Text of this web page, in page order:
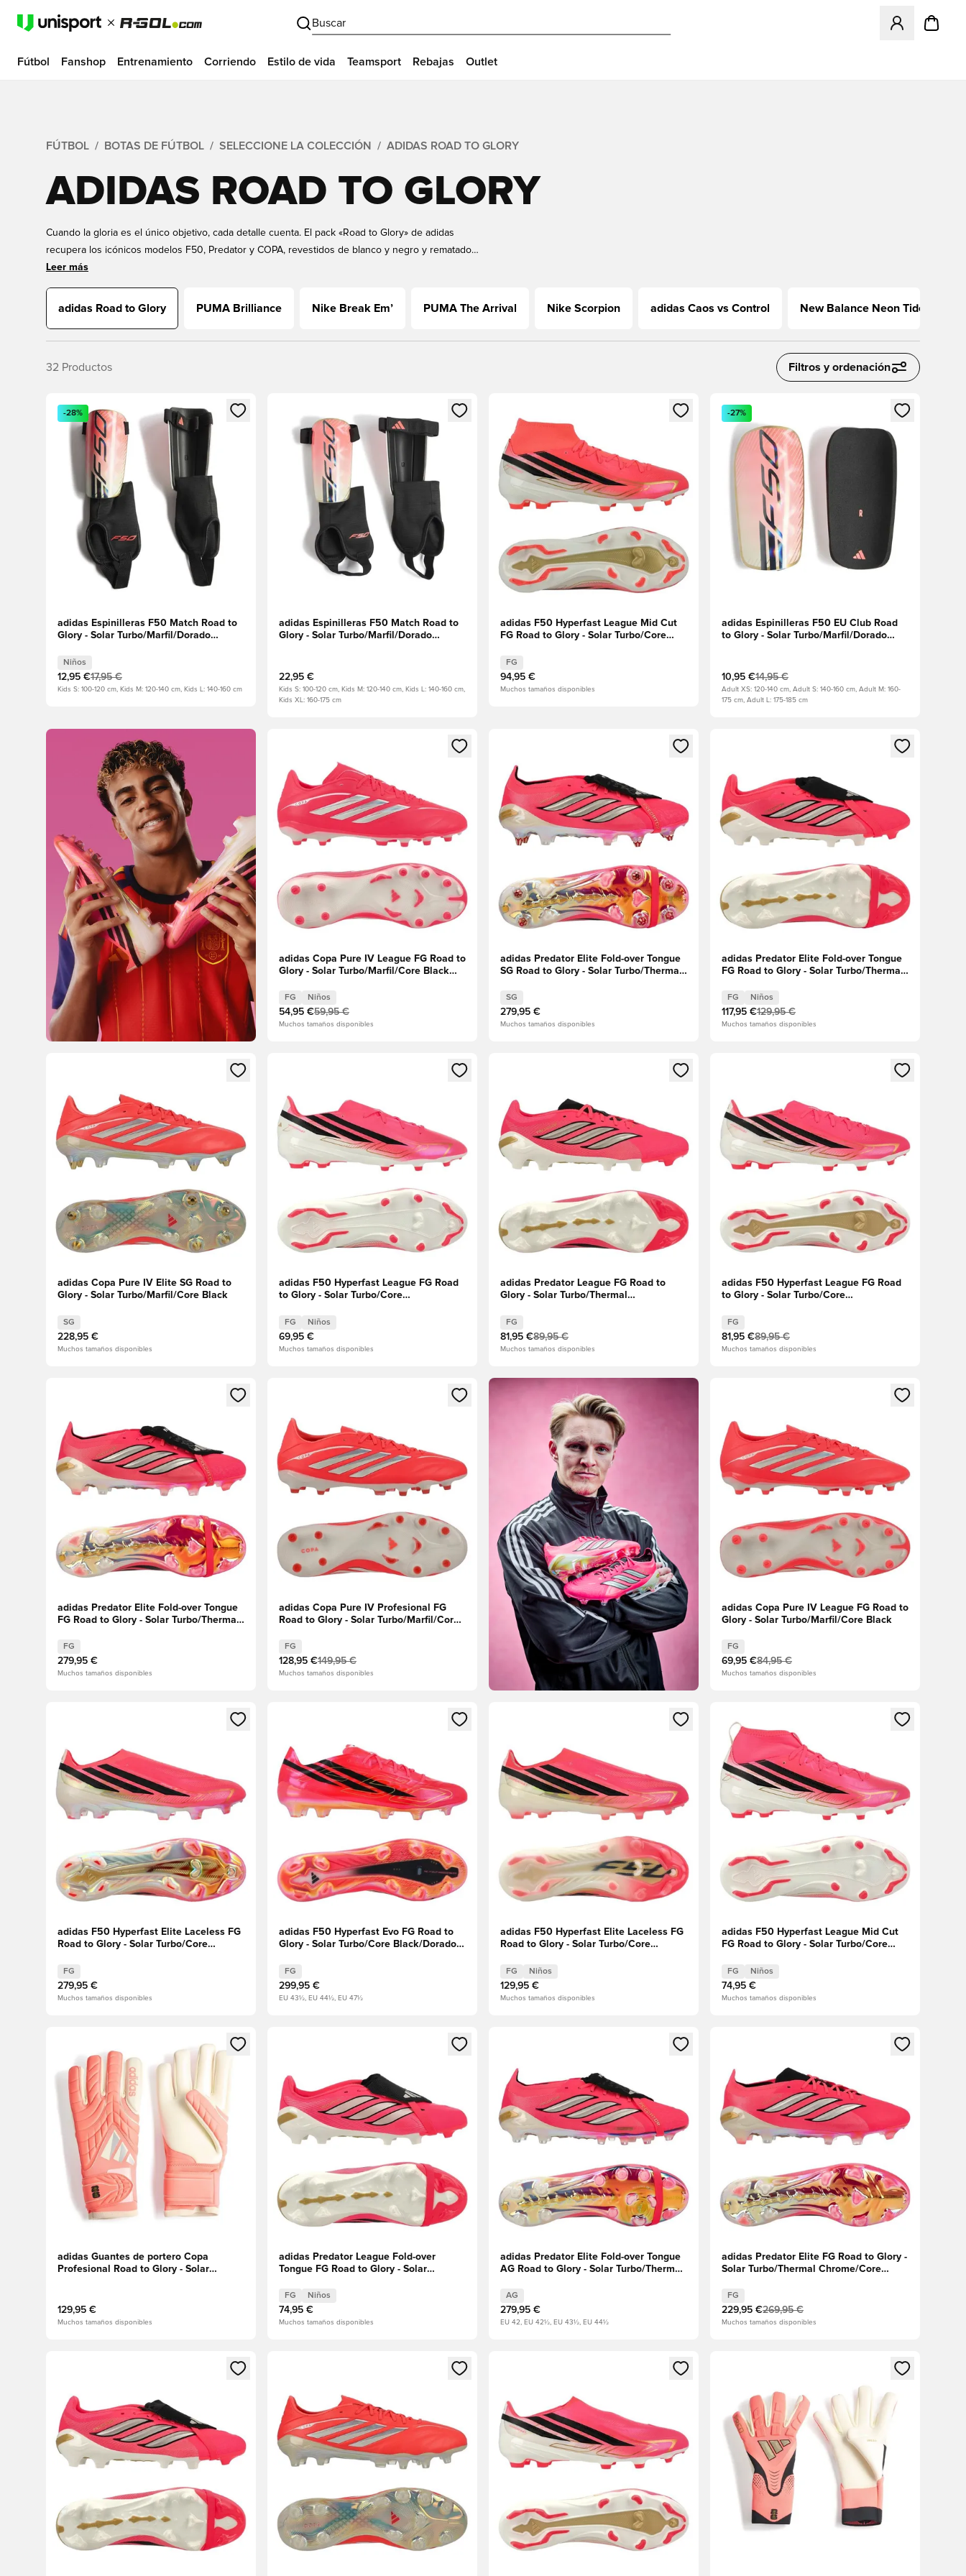
Buscar
Abre un modal
Fútbol Fanshop Entrenamiento Corriendo Estilo de vida Teamsport Rebajas Outlet
FÚTBOL BOTAS DE FÚTBOL SELECCIONE LA COLECCIÓN ADIDAS ROAD TO GLORY
ADIDAS ROAD TO GLORY
Cuando la gloria es el único objetivo, cada detalle cuenta. El pack «Road to Glory» de adidas
recupera los icónicos modelos F50, Predator y COPA, revestidos de blanco y negro y rematados
con detalles en dorado metalizado. Diseñados para brillar en los escenarios más importantes: las
Una oportunidad para hacer historia.
Leer más
adidas Road to Glory PUMA Brilliance Nike Break Em’ PUMA The Arrival Nike Scorpion adidas Caos vs Control New Balance Neon Tide
32 Productos Filtros y ordenación
Abre un modal para iniciar sesión o registrarse como miembro
-28%
adidas Espinilleras F50 Match Road to
Glory - Solar Turbo/Marfil/Dorado
Niños
12,95 €17,95 €
Kids S: 100-120 cm, Kids M: 120-140 cm, Kids L: 140-160 cm
Abre un modal para iniciar sesión o registrarse como miembro
adidas Espinilleras F50 Match Road to
Glory - Solar Turbo/Marfil/Dorado
22,95 €
Kids S: 100-120 cm, Kids M: 120-140 cm, Kids L: 140-160 cm,
Kids XL: 160-175 cm
Abre un modal para iniciar sesión o registrarse como miembro
adidas F50 Hyperfast League Mid Cut
FG Road to Glory - Solar Turbo/Core
FG
94,95 €
Muchos tamaños disponibles
Abre un modal para iniciar sesión o registrarse
-27%
adidas Espinilleras F50 EU Club Road
to Glory - Solar Turbo/Marfil/Dorado
10,95 €14,95 €
Adult XS: 120-140 cm, Adult S: 140-160 cm, Adult M: 160-
175 cm, Adult L: 175-185 cm
Abre un modal para iniciar sesión o registrarse como miembro
adidas Copa Pure IV League FG Road to
Glory - Solar Turbo/Marfil/Core Black
FG Niños
54,95 €59,95 €
Muchos tamaños disponibles
Abre un modal para iniciar sesión o registrarse como miembro
adidas Predator Elite Fold-over Tongue
SG Road to Glory - Solar Turbo/Thermal
SG
279,95 €
Muchos tamaños disponibles
Abre un modal para iniciar sesión o registrarse
adidas Predator Elite Fold-over Tongue
FG Road to Glory - Solar Turbo/Thermal
FG Niños
117,95 €129,95 €
Muchos tamaños disponibles
Abre un modal para iniciar sesión o registrarse como miembro
adidas Copa Pure IV Elite SG Road to
Glory - Solar Turbo/Marfil/Core Black
SG
228,95 €
Muchos tamaños disponibles
Abre un modal para iniciar sesión o registrarse como miembro
adidas F50 Hyperfast League FG Road
to Glory - Solar Turbo/Core
FG Niños
69,95 €
Muchos tamaños disponibles
Abre un modal para iniciar sesión o registrarse como miembro
adidas Predator League FG Road to
Glory - Solar Turbo/Thermal
FG
81,95 €89,95 €
Muchos tamaños disponibles
Abre un modal para iniciar sesión o registrarse
adidas F50 Hyperfast League FG Road
to Glory - Solar Turbo/Core
FG
81,95 €89,95 €
Muchos tamaños disponibles
Abre un modal para iniciar sesión o registrarse como miembro
adidas Predator Elite Fold-over Tongue
FG Road to Glory - Solar Turbo/Thermal
FG
279,95 €
Muchos tamaños disponibles
Abre un modal para iniciar sesión o registrarse como miembro
adidas Copa Pure IV Profesional FG
Road to Glory - Solar Turbo/Marfil/Core
FG
128,95 €149,95 €
Muchos tamaños disponibles
Abre un modal para iniciar sesión o registrarse
adidas Copa Pure IV League FG Road to
Glory - Solar Turbo/Marfil/Core Black
FG
69,95 €84,95 €
Muchos tamaños disponibles
Abre un modal para iniciar sesión o registrarse como miembro
adidas F50 Hyperfast Elite Laceless FG
Road to Glory - Solar Turbo/Core
FG
279,95 €
Muchos tamaños disponibles
Abre un modal para iniciar sesión o registrarse como miembro
adidas F50 Hyperfast Evo FG Road to
Glory - Solar Turbo/Core Black/Dorado
FG
299,95 €
EU 43½, EU 44½, EU 47½
Abre un modal para iniciar sesión o registrarse como miembro
adidas F50 Hyperfast Elite Laceless FG
Road to Glory - Solar Turbo/Core
FG Niños
129,95 €
Muchos tamaños disponibles
Abre un modal para iniciar sesión o registrarse
adidas F50 Hyperfast League Mid Cut
FG Road to Glory - Solar Turbo/Core
FG Niños
74,95 €
Muchos tamaños disponibles
Abre un modal para iniciar sesión o registrarse como miembro
adidas Guantes de portero Copa
Profesional Road to Glory - Solar
129,95 €
Muchos tamaños disponibles
Abre un modal para iniciar sesión o registrarse como miembro
adidas Predator League Fold-over
Tongue FG Road to Glory - Solar
Niños
FG Niños
74,95 €
Muchos tamaños disponibles
Abre un modal para iniciar sesión o registrarse como miembro
adidas Predator Elite Fold-over Tongue
AG Road to Glory - Solar Turbo/Thermal
AG
279,95 €
EU 42, EU 42½, EU 43½, EU 44½
Abre un modal para iniciar sesión o registrarse
adidas Predator Elite FG Road to Glory -
Solar Turbo/Thermal Chrome/Core
FG
229,95 €269,95 €
Muchos tamaños disponibles
Abre un modal para iniciar sesión o registrarse como miembroAbre un modal para iniciar sesión o registrarse como miembroAbre un modal para iniciar sesión o registrarse como miembroAbre un modal para iniciar sesión o registrarse